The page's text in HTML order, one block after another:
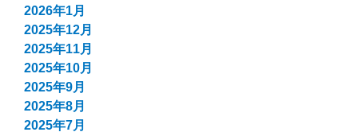
2026年1月
2025年12月
2025年11月
2025年10月
2025年9月
2025年8月
2025年7月